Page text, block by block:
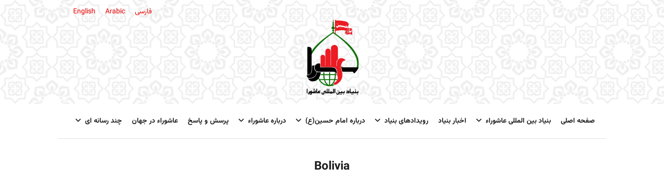
فارسی English Arabic
صفحه اصلی بنیاد بین المللی عاشوراء اخبار بنیاد رویدادهای بنیاد درباره امام حسین(ع) درباره عاشوراء پرسش و پاسخ عاشوراء در جهان چند رسانه ای
Bolivia